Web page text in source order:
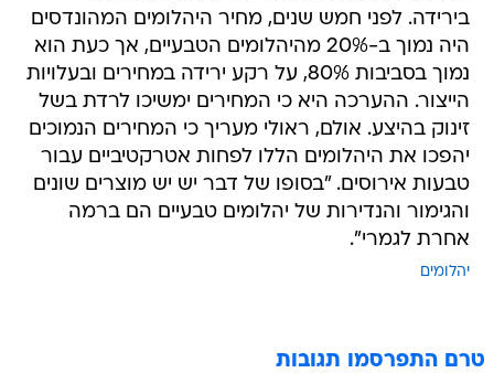
בירידה. לפני חמש שנים, מחיר היהלומים המהונדסים
היה נמוך ב-20% מהיהלומים הטבעיים, אך כעת הוא
נמוך בסביבות 80%, על רקע ירידה במחירים ובעלויות
הייצור. ההערכה היא כי המחירים ימשיכו לרדת בשל
זינוק בהיצע. אולם, ראולי מעריך כי המחירים הנמוכים
יהפכו את היהלומים הללו לפחות אטרקטיביים עבור
טבעות אירוסים. "בסופו של דבר יש יש מוצרים שונים
והגימור והנדירות של יהלומים טבעיים הם ברמה
אחרת לגמרי".
יהלומים
טרם התפרסמו תגובות